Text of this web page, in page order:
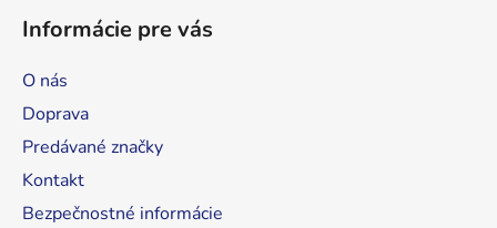
Informácie pre vás
O nás
Doprava
Predávané značky
Kontakt
Bezpečnostné informácie